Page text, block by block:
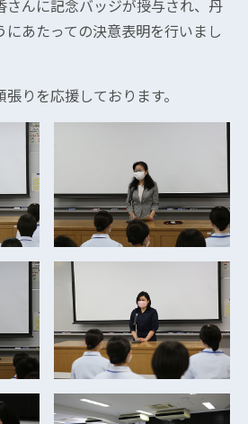
んに記念バッジが授与され、 丹
あたっての決意表明を行いまし
りを応援しております。